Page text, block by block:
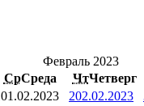
Февраль 2023
СрСреда ЧтЧетверг
01.02.2023 202.02.2023